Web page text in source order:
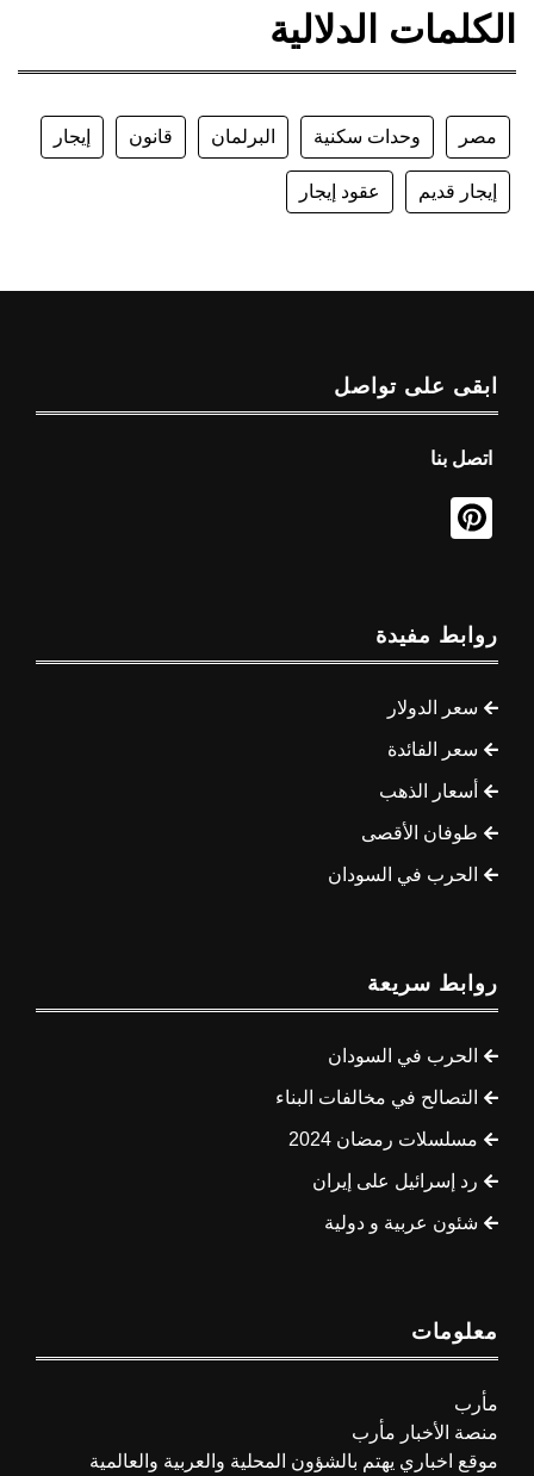
الكلمات الدلالية
مصر وحدات سكنية البرلمان قانون إيجار
إيجار قديم عقود إيجار
ابقى على تواصل
اتصل بنا
روابط مفيدة
سعر الدولار
سعر الفائدة
أسعار الذهب
طوفان الأقصى
الحرب في السودان
روابط سريعة
الحرب في السودان
التصالح في مخالفات البناء
مسلسلات رمضان 2024
رد إسرائيل على إيران
شئون عربية و دولية
معلومات
مأرب
منصة الأخبار مأرب
موقع اخباري يهتم بالشؤون المحلية والعربية والعالمية